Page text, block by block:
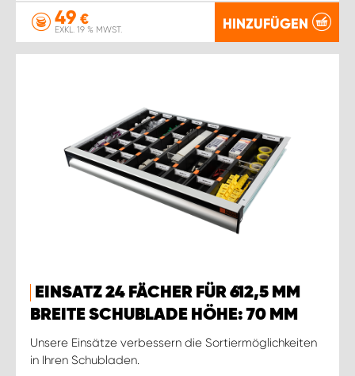
49 €
EXKL. 19 % MWST. HINZUFÜGEN
EINSATZ 24 FÄCHER FÜR 612,5 MM
BREITE SCHUBLADE HÖHE: 70 MM
Unsere Einsätze verbessern die Sortiermöglichkeiten
in Ihren Schubladen.